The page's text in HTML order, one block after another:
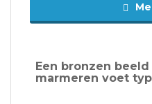
Een bronzen
marmeren voet